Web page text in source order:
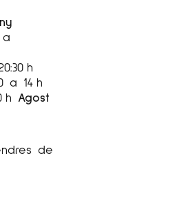
h
a 14 h
h Agost
de